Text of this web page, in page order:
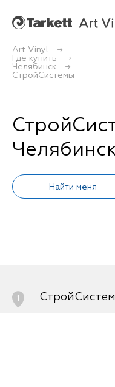
Art Vinyl
Где купить
Челябинск
СтройСистемы
1
Art